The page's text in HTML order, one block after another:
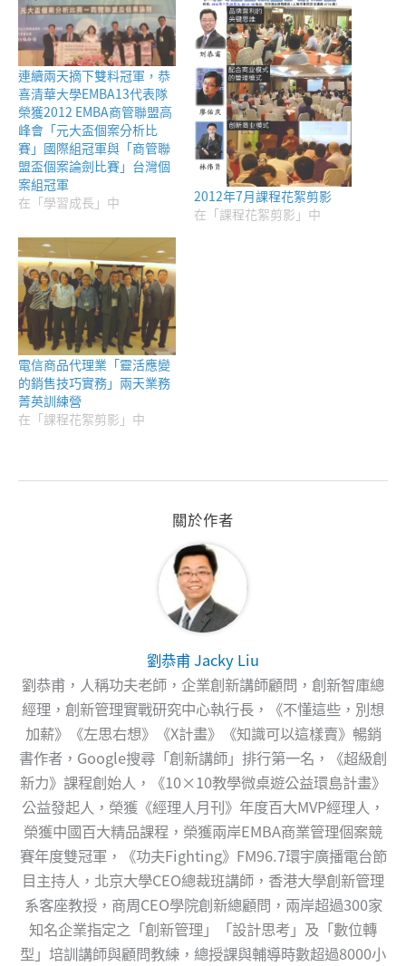
連續兩天摘下雙料冠軍，恭
喜清華大學EMBA13代表隊
榮獲2012 EMBA商管聯盟高
峰會「元大盃個案分析比
賽」國際組冠軍與「商管聯
盟盃個案論劍比賽」台灣個
案組冠軍
在「學習成長」中
2012年7月課程花絮剪影
在「課程花絮剪影」中
電信商品代理業「靈活應變
的銷售技巧實務」兩天業務
菁英訓練營
在「課程花絮剪影」中
關於作者
劉恭甫 Jacky Liu
劉恭甫，人稱功夫老師，企業創新講師顧問，創新智庫總
經理，創新管理實戰研究中心執行長，《不懂這些，別想
加薪》《左思右想》《X計畫》《知識可以這樣賣》暢銷
書作者，Google搜尋「創新講師」排行第一名，《超級創
新力》課程創始人，《10×10教學微桌遊公益環島計畫》
公益發起人，榮獲《經理人月刊》年度百大MVP經理人，
榮獲中國百大精品課程，榮獲兩岸EMBA商業管理個案競
賽年度雙冠軍，《功夫Fighting》FM96.7環宇廣播電台節
目主持人，北京大學CEO總裁班講師，香港大學創新管理
系客座教授，商周CEO學院創新總顧問，兩岸超過300家
知名企業指定之「創新管理」「設計思考」及「數位轉
型」培訓講師與顧問教練，總授課與輔導時數超過8000小